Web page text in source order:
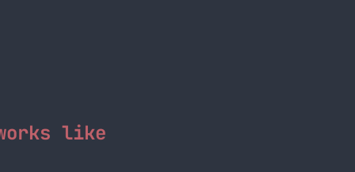
like